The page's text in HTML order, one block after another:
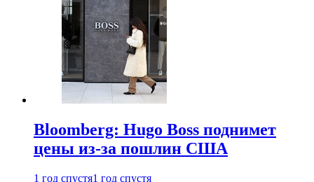
Bloomberg: Hugo Boss поднимет
цены из-за пошлин США
1 год спустя1 год спустя